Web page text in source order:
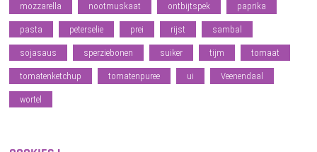
mozzarella nootmuskaat ontbijtspek paprika
pasta peterselie prei rijst sambal
sojasaus sperziebonen suiker tijm tomaat
tomatenketchup tomatenpuree ui Veenendaal
wortel